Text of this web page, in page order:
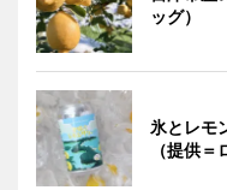
ッグ）
氷とレモ
（提供＝